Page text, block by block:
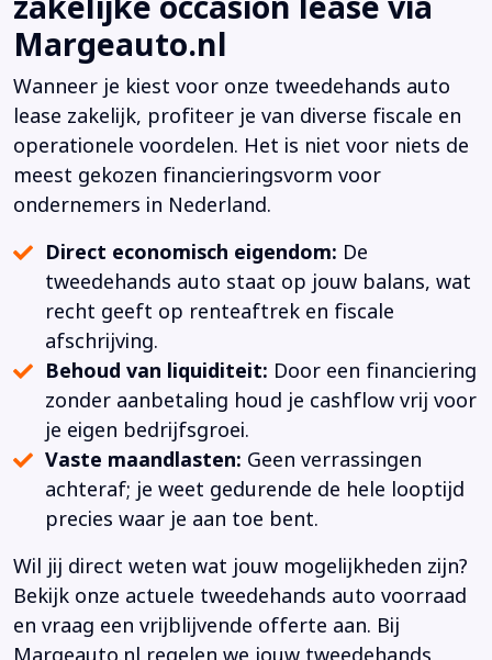
Margeauto.nl
Wanneer je kiest voor onze tweedehands auto
lease zakelijk, profiteer je van diverse fiscale en
operationele voordelen. Het is niet voor niets de
meest gekozen financieringsvorm voor
ondernemers in Nederland.
Direct economisch eigendom: De
tweedehands auto staat op jouw balans, wat
recht geeft op renteaftrek en fiscale
afschrijving.
Behoud van liquiditeit: Door een financiering
zonder aanbetaling houd je cashflow vrij voor
je eigen bedrijfsgroei.
Vaste maandlasten: Geen verrassingen
achteraf; je weet gedurende de hele looptijd
precies waar je aan toe bent.
Wil jij direct weten wat jouw mogelijkheden zijn?
Bekijk onze actuele tweedehands auto voorraad
en vraag een vrijblijvende offerte aan. Bij